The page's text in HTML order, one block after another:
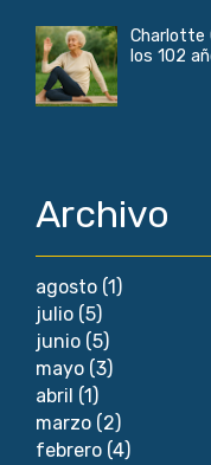
Charlotte
los 102
Archivo
agosto (1)
julio (5)
junio (5)
mayo (3)
abril (1)
marzo (2)
febrero (4)